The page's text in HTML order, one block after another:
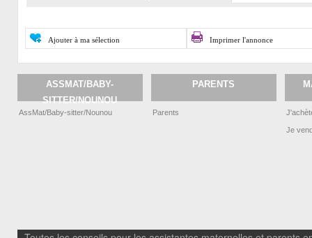
Ajouter à ma sélection Imprimer l'annonce
ASSMAT/BABY-
SITTER/NOUNOU
AssMat/Baby-sitter/Nounou
PARENTS
Parents
Je